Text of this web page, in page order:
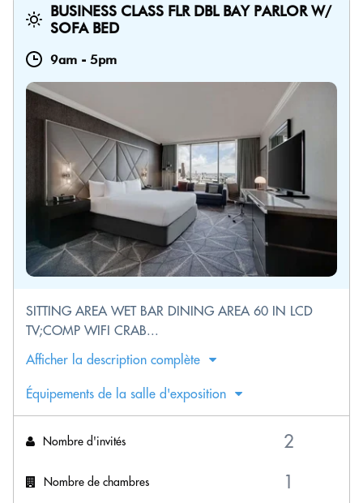
BUSINESS CLASS FLR DBL BAY PARLOR W/
SOFA BED
9am - 5pm
SITTING AREA WET BAR DINING AREA 60 IN LCD
TV;COMP WIFI CRAB...
Afficher la description complète
Équipements de la salle d'exposition
Nombre d'invités
Nombre de chambres